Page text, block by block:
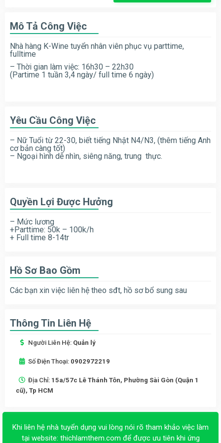
Mô Tả Công Việc
Nhà hàng K-Wine tuyển nhân viên phục vụ parttime,
fulltime
– Thời gian làm việc: 16h30 – 22h30
(Partime 1 tuần 3,4 ngày/ full time 6 ngày)
Yêu Cầu Công Việc
– Nữ Tuổi từ 22-30, biết tiếng Nhật N4/N3, (thêm tiếng Anh
cơ bản càng tốt)
– Ngoại hình dễ nhìn, siêng năng, trung thực.
Quyền Lợi Được Hưởng
– Mức lương
+Parttime: 50k – 100k/h
+ Full time 8-14tr
Hồ Sơ Bao Gồm
Các bạn xin việc liên hệ theo sđt, hồ sơ bổ sung sau
Thông Tin Liên Hệ
Người Liên Hệ: Quản lý
Số Điện Thoại: 0902972219
Địa Chỉ: 15a/57c Lê Thánh Tôn, Phường Sài Gòn (Quận 1
cũ), Tp HCM
Khi liên hệ nhà tuyển dụng vui lòng nói rõ tham khảo việc làm
tại website: thichlamthem.com để được ưu tiên khi ứng